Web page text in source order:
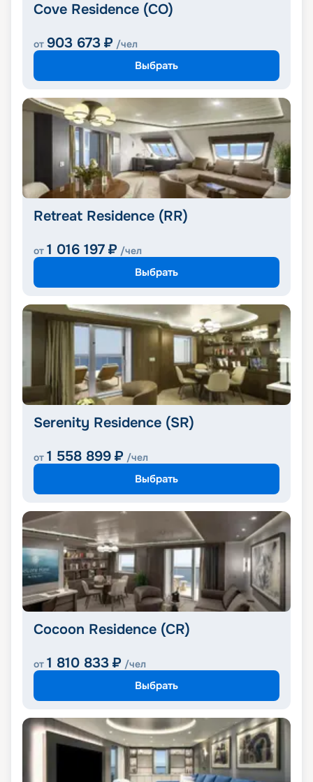
Cove Residence (CO)
от 903 673 ₽ /чел
Выбрать
Retreat Residence (RR)
от 1 016 197 ₽ /чел
Выбрать
Serenity Residence (SR)
от 1 558 899 ₽ /чел
Выбрать
Cocoon Residence (CR)
от 1 810 833 ₽ /чел
Выбрать